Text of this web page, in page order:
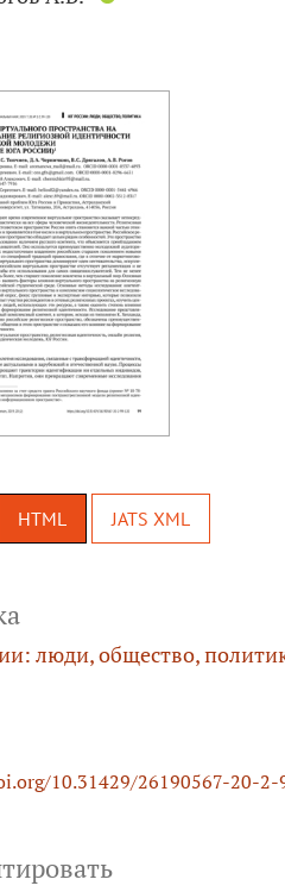
HTML JATS XML
люди, общество,
10.31429/26190567-20-2-